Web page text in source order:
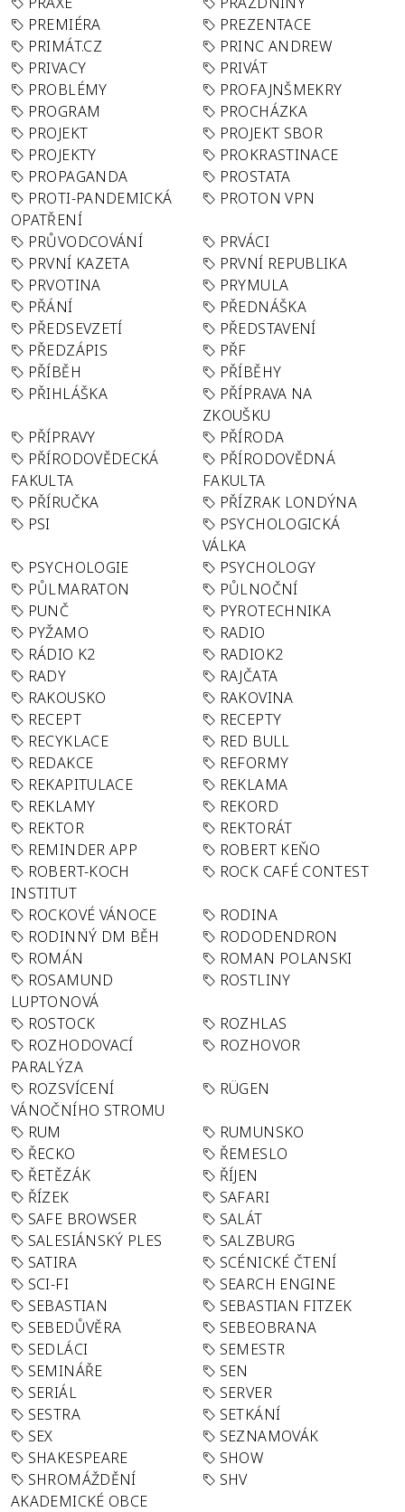
PREMIÉRA
PREZENTACE
PRIMÁT.CZ
PRINC ANDREW
PRIVACY
PRIVÁT
PROBLÉMY
PROFAJNŠMEKRY
PROGRAM
PROCHÁZKA
PROJEKT
PROJEKT SBOR
PROJEKTY
PROKRASTINACE
PROPAGANDA
PROSTATA
PROTI-PANDEMICKÁ
OPATŘENÍ
PROTON VPN
PRŮVODCOVÁNÍ
PRVÁCI
PRVNÍ KAZETA
PRVNÍ REPUBLIKA
PRVOTINA
PRYMULA
PŘÁNÍ
PŘEDNÁŠKA
PŘEDSEVZETÍ
PŘEDSTAVENÍ
PŘEDZÁPIS
PŘF
PŘÍBĚH
PŘÍBĚHY
PŘIHLÁŠKA
PŘÍPRAVA NA
ZKOUŠKU
PŘÍPRAVY
PŘÍRODA
PŘÍRODOVĚDECKÁ
FAKULTA
PŘÍRODOVĚDNÁ
FAKULTA
PŘÍRUČKA
PŘÍZRAK LONDÝNA
PSI
PSYCHOLOGICKÁ
VÁLKA
PSYCHOLOGIE
PSYCHOLOGY
PŮLMARATON
PŮLNOČNÍ
PUNČ
PYROTECHNIKA
PYŽAMO
RADIO
RÁDIO K2
RADIOK2
RADY
RAJČATA
RAKOUSKO
RAKOVINA
RECEPT
RECEPTY
RECYKLACE
RED BULL
REDAKCE
REFORMY
REKAPITULACE
REKLAMA
REKLAMY
REKORD
REKTOR
REKTORÁT
REMINDER APP
ROBERT KEŇO
ROBERT-KOCH
INSTITUT
ROCK CAFÉ CONTEST
ROCKOVÉ VÁNOCE
RODINA
RODINNÝ DM BĚH
RODODENDRON
ROMÁN
ROMAN POLANSKI
ROSAMUND
LUPTONOVÁ
ROSTLINY
ROSTOCK
ROZHLAS
ROZHODOVACÍ
PARALÝZA
ROZHOVOR
ROZSVÍCENÍ
VÁNOČNÍHO STROMU
RÜGEN
RUM
RUMUNSKO
ŘECKO
ŘEMESLO
ŘETĚZÁK
ŘÍJEN
ŘÍZEK
SAFARI
SAFE BROWSER
SALÁT
SALESIÁNSKÝ PLES
SALZBURG
SATIRA
SCÉNICKÉ ČTENÍ
SCI-FI
SEARCH ENGINE
SEBASTIAN
SEBASTIAN FITZEK
SEBEDŮVĚRA
SEBEOBRANA
SEDLÁCI
SEMESTR
SEMINÁŘE
SEN
SERIÁL
SERVER
SESTRA
SETKÁNÍ
SEX
SEZNAMOVÁK
SHAKESPEARE
SHOW
SHROMÁŽDĚNÍ
AKADEMICKÉ OBCE
SHV